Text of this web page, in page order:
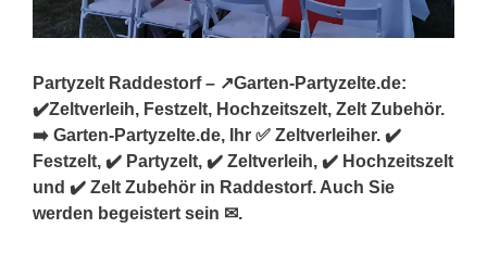
Partyzelt Raddestorf – ↗️Garten-Partyzelte.de:
✔️Zeltverleih, Festzelt, Hochzeitszelt, Zelt Zubehör.
➡️ Garten-Partyzelte.de, Ihr ✅ Zeltverleiher. ✔️
Festzelt, ✔️ Partyzelt, ✔️ Zeltverleih, ✔️ Hochzeitszelt
und ✔️ Zelt Zubehör in Raddestorf. Auch Sie
werden begeistert sein ✉.